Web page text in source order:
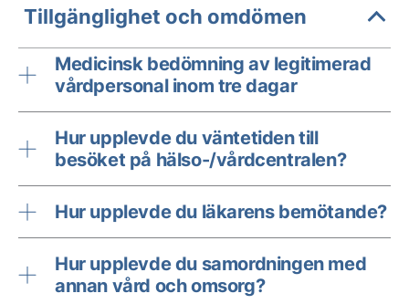
Tillgänglighet och omdömen
Medicinsk bedömning av legitimerad
vårdpersonal inom tre dagar
Hur upplevde du väntetiden till
besöket på hälso-/vårdcentralen?
Hur upplevde du läkarens bemötande?
Hur upplevde du samordningen med
annan vård och omsorg?